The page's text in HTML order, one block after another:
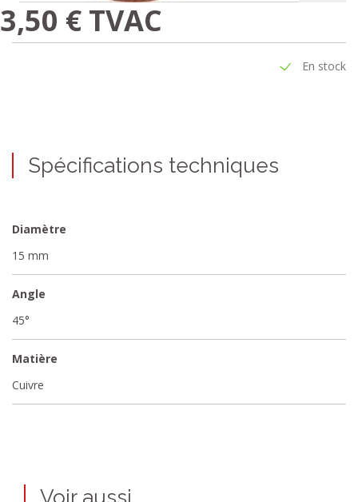
3,50 € TVAC
En stock
Spécifications techniques
Diamètre
15 mm
Angle
45°
Matière
Cuivre
Voir aussi